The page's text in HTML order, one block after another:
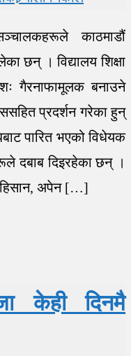
काठमाडौं
छन् । विद्यालय शिक्षा
गैरनाफामूलक बनाउने
प्रदर्शन गरेका हुन्
पारित भएको विधेयक
दबाब दिइरहेका छन् ।
हिसान, अपेन […]
केही दिनमै